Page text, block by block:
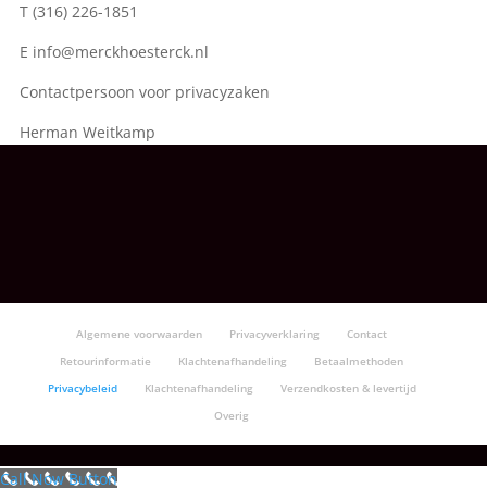
T (316) 226-1851
E info@merckhoesterck.nl
Contactpersoon voor privacyzaken
Herman Weitkamp
Algemene voorwaarden Privacyverklaring
Contact
Retourinformatie
Klachtenafhandeling
Betaalmethoden
Privacybeleid
Klachtenafhandeling
Verzendkosten & levertijd
Overig
Call Now Button